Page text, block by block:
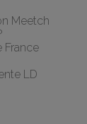
Meetch
France
LD